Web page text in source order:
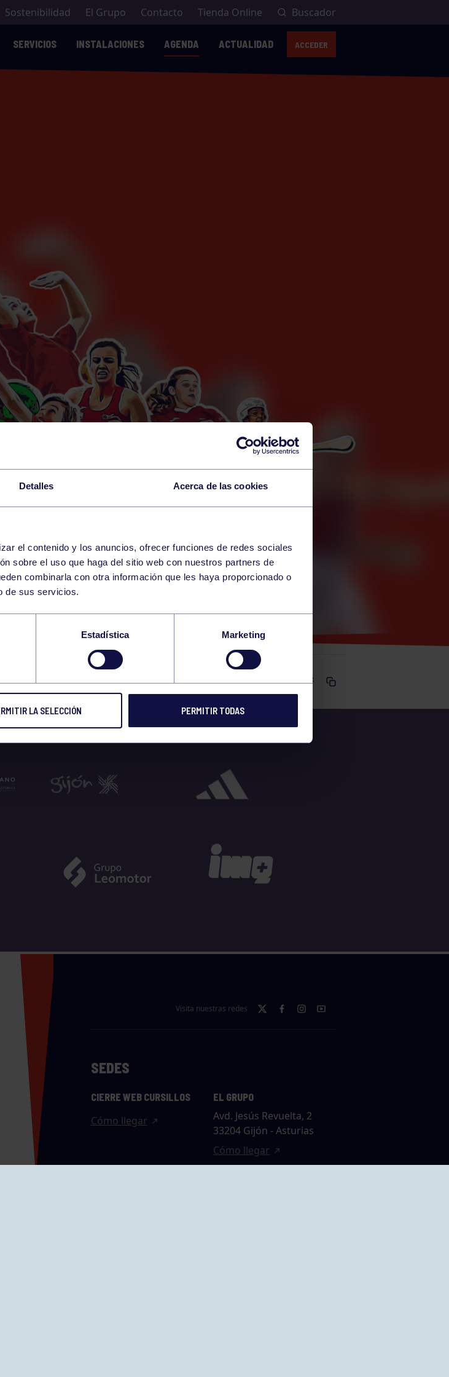
Detalles Acerca de las cookies
el contenido y los anuncios, ofrecer funciones de redes sociales
sobre el uso que haga del sitio web con nuestros partners de
combinarla con otra información que les haya proporcionado o
de sus servicios.
Estadística Marketing
LA SELECCIÓN PERMITIR TODAS
Sostenibilidad El Grupo Contacto Tienda Online Buscador
SERVICIOS INSTALACIONES AGENDA ACTUALIDAD ACCEDER
MONDAY
AUGUST
BILLAR 2023
Comparte
Visita nuestras redes
SEDES
CIERRE WEB CURSILLOS
Cómo llegar
EL GRUPO
Avd. Jesús Revuelta, 2
33204 Gijón - Asturias
Cómo llegar